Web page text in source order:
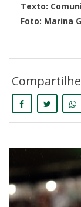
Texto:
Foto: Marina
Compartilhe